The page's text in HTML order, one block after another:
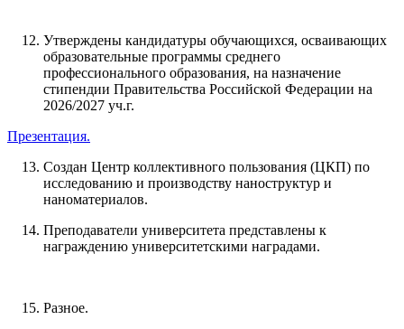
Утверждены кандидатуры обучающихся, осваивающих
образовательные программы среднего
профессионального образования, на назначение
стипендии Правительства Российской Федерации на
2026/2027 уч.г.
Презентация.
Создан Центр коллективного пользования (ЦКП) по
исследованию и производству наноструктур и
наноматериалов.
Преподаватели университета представлены к
награждению университетскими наградами.
Разное.